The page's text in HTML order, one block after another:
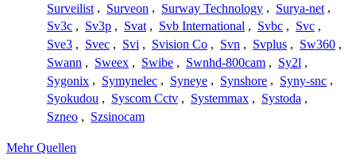
Surveilist , Surveon , Surway Technology , Surya-net ,
Sv3c , Sv3p , Svat , Svb International , Svbc , Svc ,
Sve3 , Svec , Svi , Svision Co , Svn , Svplus , Sw360 ,
Swann , Sweex , Swibe , Swnhd-800cam , Sy2l ,
Sygonix , Symynelec , Syneye , Synshore , Syny-snc ,
Syokudou , Syscom Cctv , Systemmax , Systoda ,
Szneo , Szsinocam
Mehr Quellen